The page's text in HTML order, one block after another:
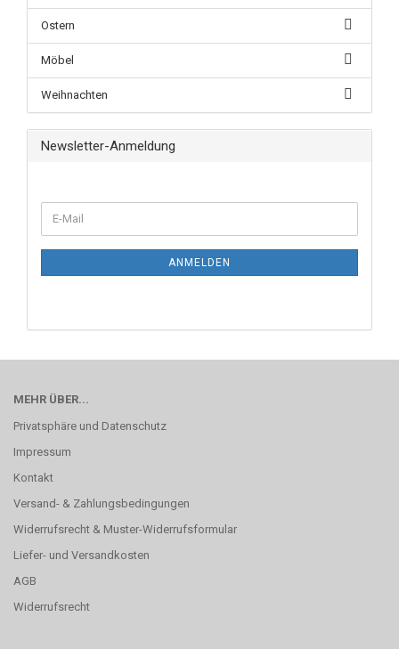
Ostern
Möbel
Weihnachten
Newsletter-Anmeldung
ANMELDEN
MEHR ÜBER...
Privatsphäre und Datenschutz
Impressum
Kontakt
Versand- & Zahlungsbedingungen
Widerrufsrecht & Muster-Widerrufsformular
Liefer- und Versandkosten
AGB
Widerrufsrecht